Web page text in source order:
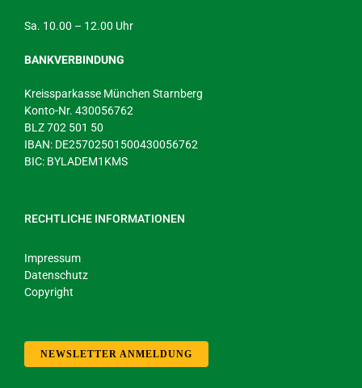
Sa. 10.00 – 12.00 Uhr
BANKVERBINDUNG
Kreissparkasse München Starnberg
Konto-Nr. 430056762
BLZ 702 501 50
IBAN: DE25702501500430056762
BIC: BYLADEM1KMS
RECHTLICHE INFORMATIONEN
Impressum
Datenschutz
Copyright
NEWSLETTER ANMELDUNG